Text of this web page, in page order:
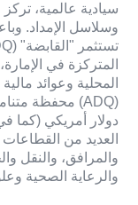
سيادية عالمية، تركز
وسلاسل الإمداد.
المتركزة في
المحلية وعوائد
العديد من
والمرافق، والنقل
والرعاية الصحية